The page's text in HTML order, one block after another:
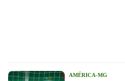
AMÉRICA-MG